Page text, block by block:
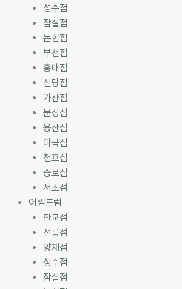
성수점
잠실점
논현점
부천점
홍대점
신당점
가산점
문정점
용산점
마곡점
천호점
종로점
서초점
어썸드럼
판교점
선릉점
양재점
성수점
잠실점